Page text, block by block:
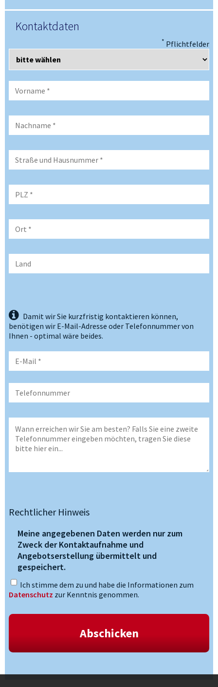
Kontaktdaten
* Pflichtfelder
Damit wir Sie kurzfristig kontaktieren können,
benötigen wir E-Mail-Adresse oder Telefonnummer von
Ihnen - optimal wäre beides.
Rechtlicher Hinweis
Meine angegebenen Daten werden nur zum
Zweck der Kontaktaufnahme und
Angebotserstellung übermittelt und
gespeichert.
Ich stimme dem zu und habe die Informationen zum
Datenschutz zur Kenntnis genommen.